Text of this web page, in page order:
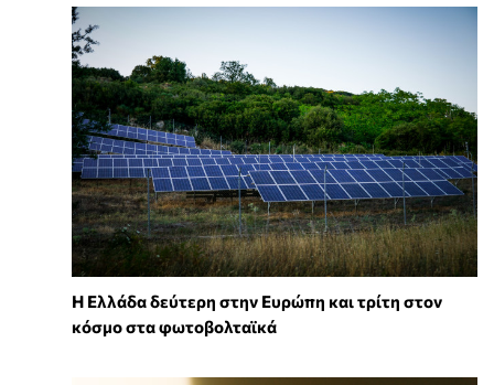
Η Ελλάδα δεύτερη στην Ευρώπη και τρίτη στον
κόσμο στα φωτοβολταϊκά